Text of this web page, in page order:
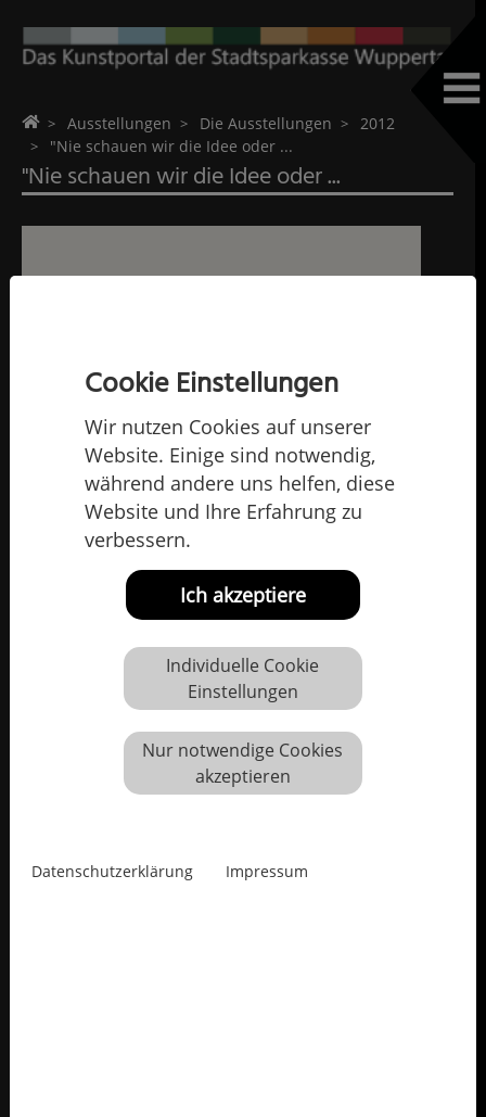
Cookie Einstellungen
Wir nutzen Cookies auf unserer
Website. Einige sind notwendig,
während andere uns helfen, diese
Website und Ihre Erfahrung zu
verbessern.
Ich akzeptiere
Individuelle Cookie
Einstellungen
Nur notwendige Cookies
akzeptieren
Datenschutzerklärung Impressum
HomeAusstellungen Die Ausstellungen
2012
"Nie schauen wir die Idee oder ...
"Nie schauen wir die Idee oder ...